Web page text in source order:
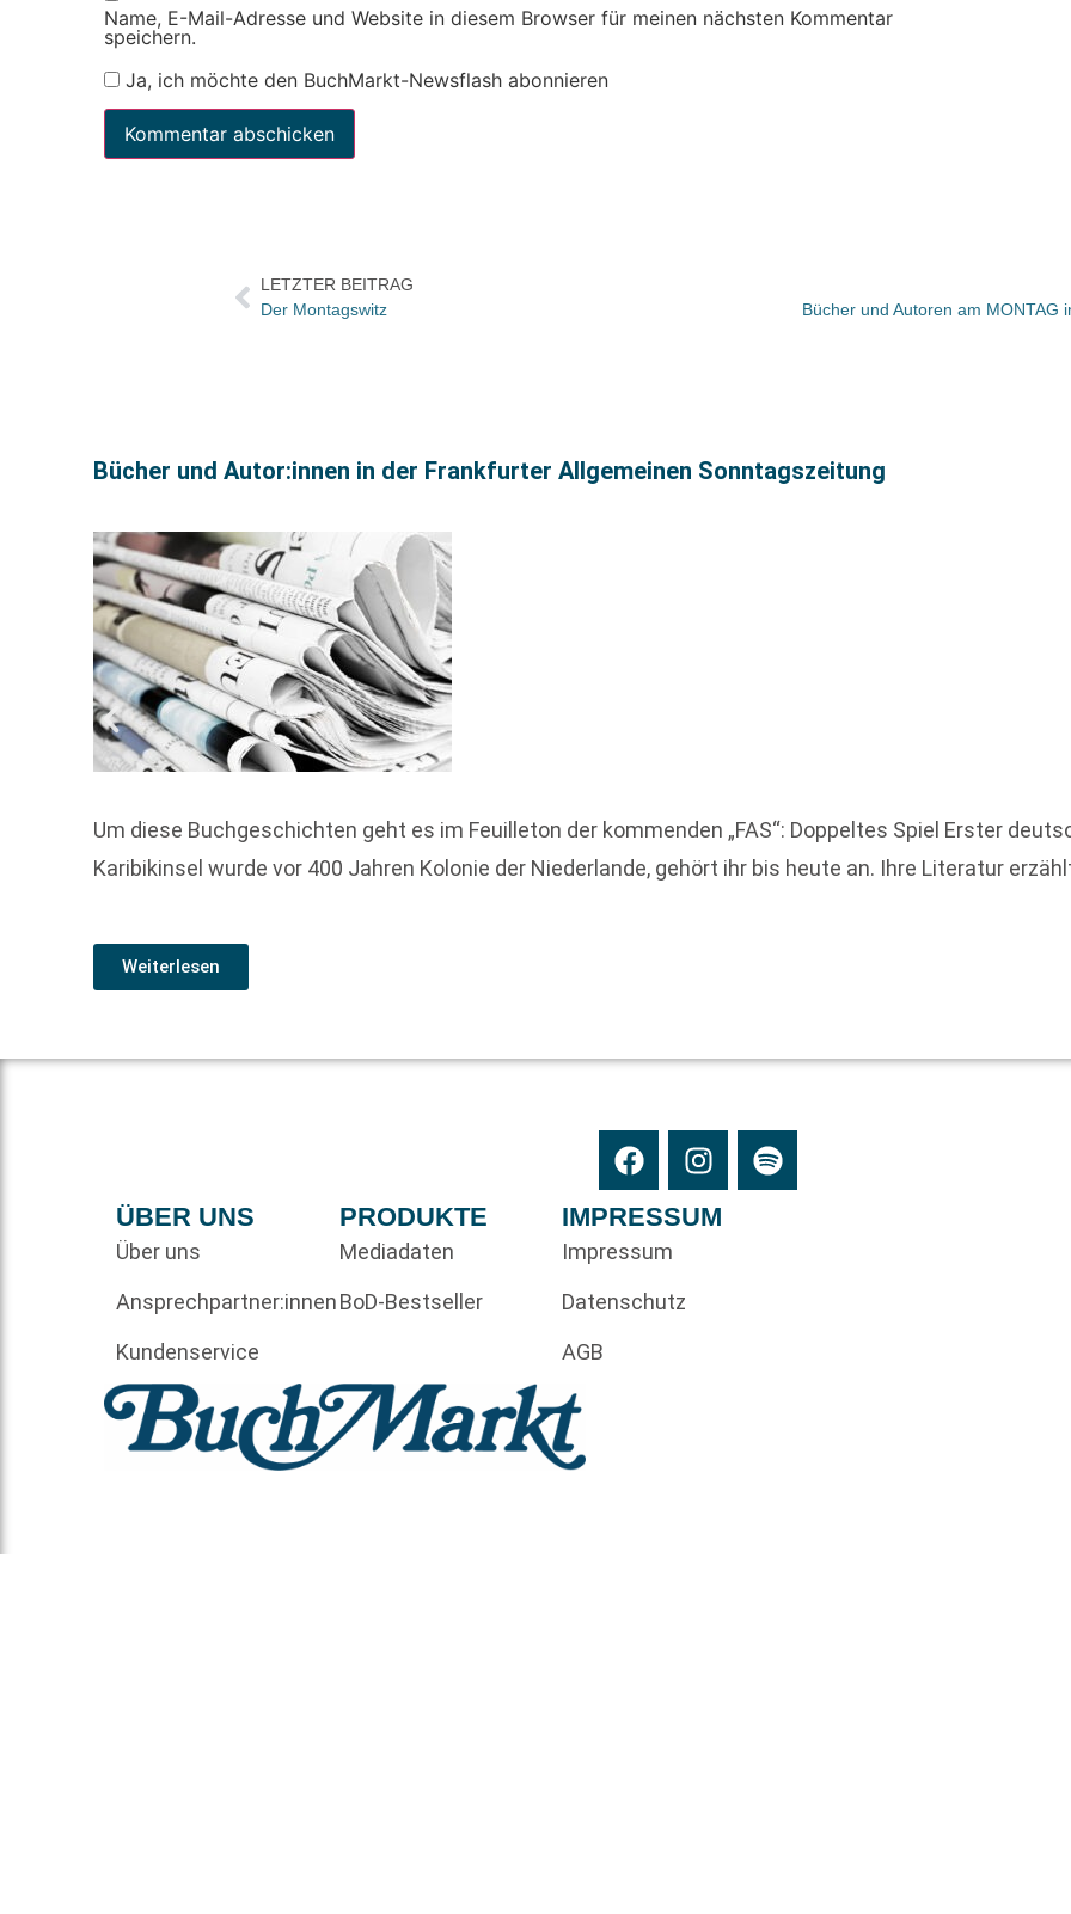
Name, E-Mail-Adresse und Website in diesem Browser für meinen nächsten Kommentar
speichern.
Ja, ich möchte den BuchMarkt-Newsflash abonnieren
LETZTER BEITRAG
Der Montagswitz
Bücher und Autor:innen in der Frankfurter Allgemeinen Sonntagszeitung
Um diese Buchgeschichten geht es im Feuilleton der kommenden „FAS“: Doppeltes Spiel Erster
Karibik­insel wurde vor 400 Jahren Kolonie der Niederlande, gehört ihr bis heute an. Ihre Literatur
Weiterlesen
ÜBER UNS
Über uns
Ansprechpartner:innen
Kundenservice
PRODUKTE
Mediadaten
BoD-Bestseller
IMPRESSUM
Impressum
Datenschutz
AGB